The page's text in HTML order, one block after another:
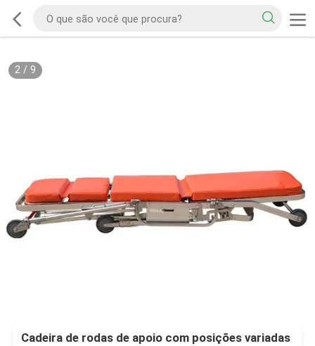
2/ 9
Cadeira de rodas de apoio com posições variadas